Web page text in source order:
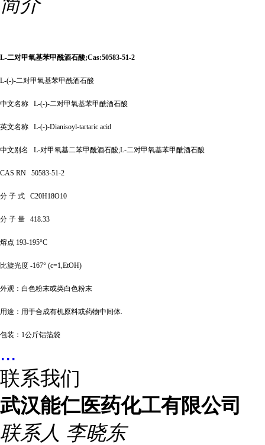
L-二对甲氧基苯甲酰酒石酸;Cas:50583-51-2
L-(-)-二对甲氧基苯甲酰酒石酸
中文名称 L-(-)-二对甲氧基苯甲酰酒石酸
英文名称 L-(-)-Dianisoyl-tartaric acid
中文别名 L-对甲氧基二苯甲酰酒石酸;L-二对甲氧基苯甲酰酒石酸
CAS RN 50583-51-2
分 子 式 C20H18O10
分 子 量 418.33
熔点 193-195°C
比旋光度 -167° (c=1,EtOH)
外观：白色粉末或类白色粉末
用途 ：用于合成有机原料或药物中间体.
包装： 1公斤铝箔袋
...
联系我们
武汉能仁医药化工有限公司
联系人 李晓东